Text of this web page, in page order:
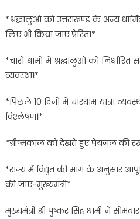
*श्रद्धालुओं को उत्तराखण्ड के अन्य
लिए भी किया जाए प्रेरित।*
*चारों धामों में श्रद्धालुओं को
व्यवस्था।*
*पिछले 10 दिनों में चारधाम यात्रा
विश्लेषण।*
*ग्रीष्मकाल को देखते हुए पेयजल की रखी
*राज्य में विद्युत की मांग के अनुसार
की जाए-मुख्यमंत्री*
मुख्यमंत्री श्री पुष्कर सिंह धामी ने